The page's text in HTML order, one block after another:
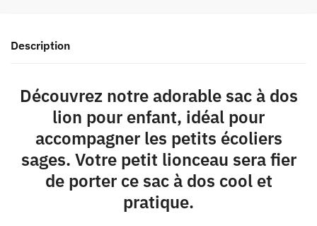
Description
Découvrez notre adorable sac à dos
lion pour enfant, idéal pour
accompagner les petits écoliers
sages. Votre petit lionceau sera fier
de porter ce sac à dos cool et
pratique.